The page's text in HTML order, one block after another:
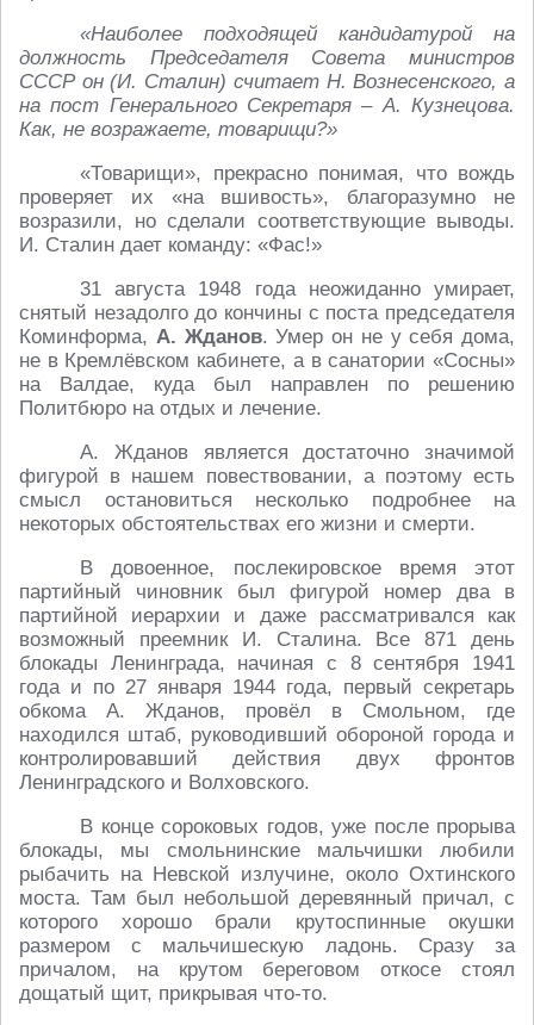
«Наиболее подходящей кандидатурой на
должность Председателя Совета министров
СССР он (И. Сталин) считает Н. Вознесенского, а
на пост Генерального Секретаря – А. Кузнецова.
Как, не возражаете, товарищи?»
«Товарищи», прекрасно понимая, что вождь
проверяет их «на вшивость», благоразумно не
возразили, но сделали соответствующие выводы.
И. Сталин дает команду: «Фас!»
31 августа 1948 года неожиданно умирает,
снятый незадолго до кончины с поста председателя
Коминформа, А. Жданов. Умер он не у себя дома,
не в Кремлёвском кабинете, а в санатории «Сосны»
на Валдае, куда был направлен по решению
Политбюро на отдых и лечение.
А. Жданов является достаточно значимой
фигурой в нашем повествовании, а поэтому есть
смысл остановиться несколько подробнее на
некоторых обстоятельствах его жизни и смерти.
В довоенное, послекировское время этот
партийный чиновник был фигурой номер два в
партийной иерархии и даже рассматривался как
возможный преемник И. Сталина. Все 871 день
блокады Ленинграда, начиная с 8 сентября 1941
года и по 27 января 1944 года, первый секретарь
обкома А. Жданов, провёл в Смольном, где
находился штаб, руководивший обороной города и
контролировавший действия двух фронтов
Ленинградского и Волховского.
В конце сороковых годов, уже после прорыва
блокады, мы смольнинские мальчишки любили
рыбачить на Невской излучине, около Охтинского
моста. Там был небольшой деревянный причал, с
которого хорошо брали крутоспинные окушки
размером с мальчишескую ладонь. Сразу за
причалом, на крутом береговом откосе стоял
дощатый щит, прикрывая что-то.